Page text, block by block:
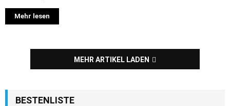
Mehr lesen
MEHR ARTIKEL LADEN
BESTENLISTE